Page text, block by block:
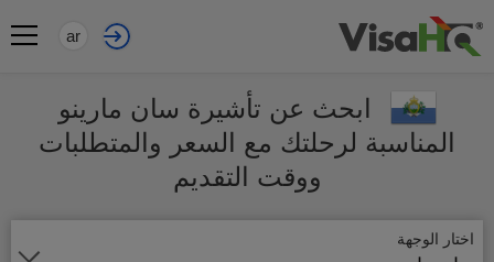
ar
ابحث عن تأشيرة سان مارينو
المناسبة لرحلتك مع السعر والمتطلبات
ووقت التقديم
اختار الوجهة